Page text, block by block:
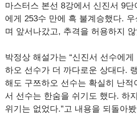
마스터스 본선 8강에서 신진서 9
에게 253수 만에 흑 불계승했다.
며 앞서나갔고, 추격을 허용하지
박정상 해설가는 “신진서 선수에
하오 선수가 더 까다로운 상대다.
해도 구쯔하오 선수는 확실히 난적
서 선수는 한숨을 쉬기도 했다. 하
위기는 없었다.”고 내용을 되돌아